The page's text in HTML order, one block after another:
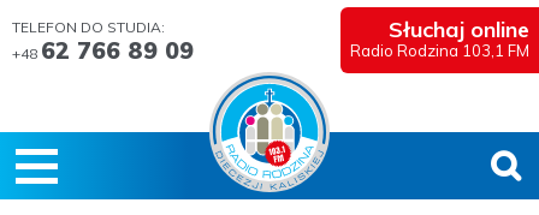
TELEFON DO STUDIA:
+48 62 766 89 09
Słuchaj online
Radio Rodzina 103,1 FM